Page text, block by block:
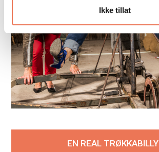
Ikke tillat
EN REAL TRØKKABILLY